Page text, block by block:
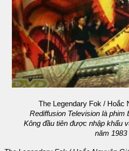
The Legendary Fok / Hoắc
Rediffusion Television là phim
Kông đầu tiên được nhập khẩu
năm 1983